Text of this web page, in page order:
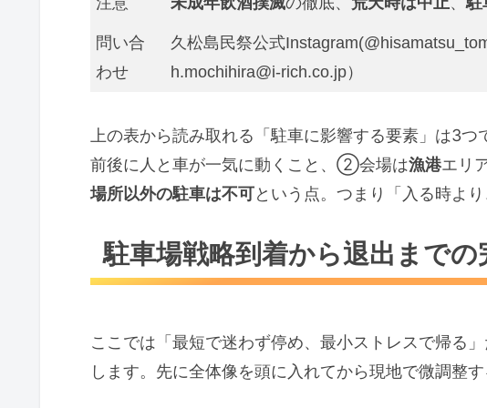
問い合
わせ
久松島民祭公式
h.mochihira@i-rich.co.jp）
上の表から読み取れる「駐車に影響する要素」は3
前後に人と車が一気に動くこと、②会場は漁港エリ
場所以外の駐車は不可という点。つまり「入る時よ
駐車場戦略到着から退出まで
ここでは「最短で迷わず停め、最小ストレスで帰る
します。先に全体像を頭に入れてから現地で微調整